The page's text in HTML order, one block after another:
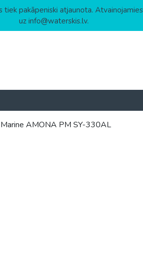
pakāpeniski atjaunota.
uz info@waterskis.lv.
AMONA PM SY-330AL